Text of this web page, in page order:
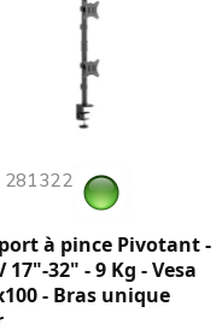
281322
à pince Pivotant -
17"-32" - 9 Kg - Vesa
- Bras unique